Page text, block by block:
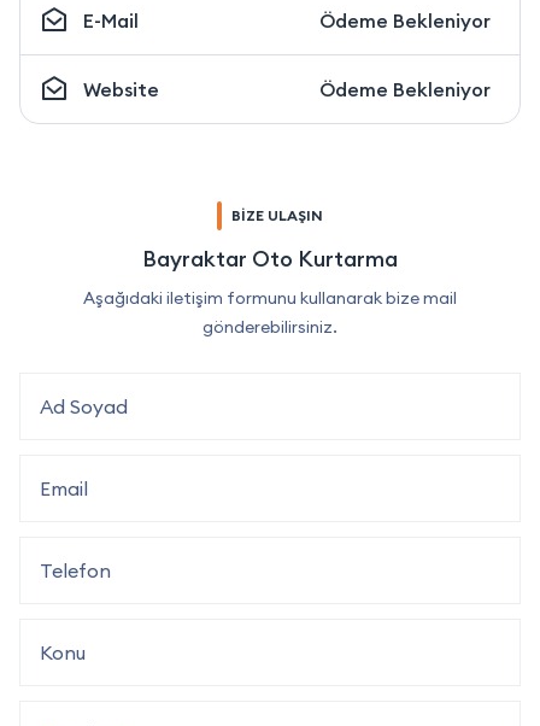
E-Mail Ödeme Bekleniyor
Website Ödeme Bekleniyor
BİZE ULAŞIN
Bayraktar Oto Kurtarma
Aşağıdaki iletişim formunu kullanarak bize mail
gönderebilirsiniz.